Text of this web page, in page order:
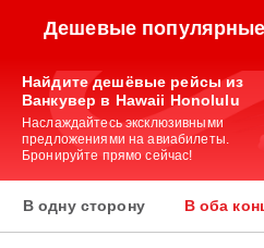
Дешевые
Найдите дешёвые рейсы из
Ванкувер в Hawaii Honolulu
Наслаждайтесь эксклюзивными
предложениями на авиабилеты.
Бронируйте прямо сейчас!
В одну сторону В оба